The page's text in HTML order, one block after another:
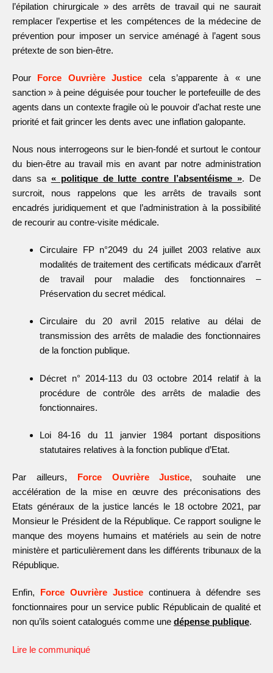
l’épilation chirurgicale » des arrêts de travail qui ne saurait
remplacer l’expertise et les compétences de la médecine de
prévention pour imposer un service aménagé à l’agent sous
prétexte de son bien-être.
Pour Force Ouvrière Justice cela s’apparente à « une
sanction » à peine déguisée pour toucher le portefeuille de des
agents dans un contexte fragile où le pouvoir d’achat reste une
priorité et fait grincer les dents avec une inflation galopante.
Nous nous interrogeons sur le bien-fondé et surtout le contour
du bien-être au travail mis en avant par notre administration
dans sa « politique de lutte contre l’absentéisme ». De
surcroit, nous rappelons que les arrêts de travails sont
encadrés juridiquement et que l’administration à la possibilité
de recourir au contre-visite médicale.
Circulaire FP n°2049 du 24 juillet 2003 relative aux
modalités de traitement des certificats médicaux d’arrêt
de travail pour maladie des fonctionnaires –
Préservation du secret médical.
Circulaire du 20 avril 2015 relative au délai de
transmission des arrêts de maladie des fonctionnaires
de la fonction publique.
Décret n° 2014-113 du 03 octobre 2014 relatif à la
procédure de contrôle des arrêts de maladie des
fonctionnaires.
Loi 84-16 du 11 janvier 1984 portant dispositions
statutaires relatives à la fonction publique d’Etat.
Par ailleurs, Force Ouvrière Justice, souhaite une
accélération de la mise en œuvre des préconisations des
Etats généraux de la justice lancés le 18 octobre 2021, par
Monsieur le Président de la République. Ce rapport souligne le
manque des moyens humains et matériels au sein de notre
ministère et particulièrement dans les différents tribunaux de la
République.
Enfin, Force Ouvrière Justice continuera à défendre ses
fonctionnaires pour un service public Républicain de qualité et
non qu’ils soient catalogués comme une dépense publique.
Lire le communiqué